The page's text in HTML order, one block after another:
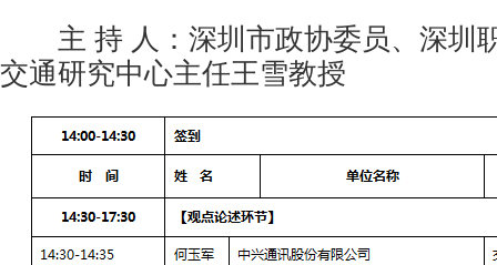
主 持 人：深圳市政协委员、深圳
交通研究中心主任王雪教授